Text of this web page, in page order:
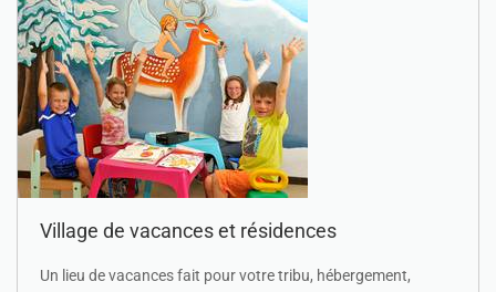
Village de vacances et résidences
Un lieu de vacances fait pour votre tribu, hébergement,